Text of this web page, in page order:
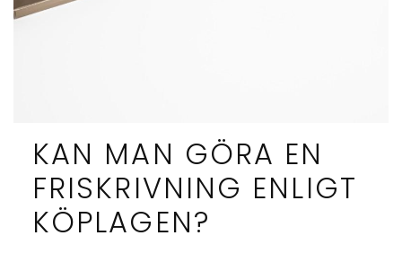
KAN MAN GÖRA EN
FRISKRIVNING ENLIGT
KÖPLAGEN?